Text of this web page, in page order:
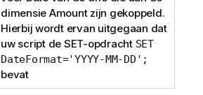
dimensie Amountzijn gekoppeld.
Hierbij wordt ervan uitgegaan dat
uw script de SET-opdracht SET
DateFormat='YYYY-MM-DD';
bevat